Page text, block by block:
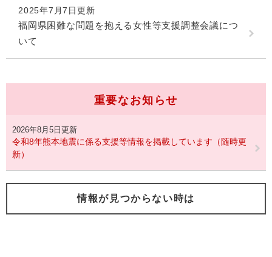
2025年7月7日更新
福岡県困難な問題を抱える女性等支援調整会議につ
いて
重要なお知らせ
2026年8月5日更新
令和8年熊本地震に係る支援等情報を掲載しています（随時更
新）
情報が見つからない時は